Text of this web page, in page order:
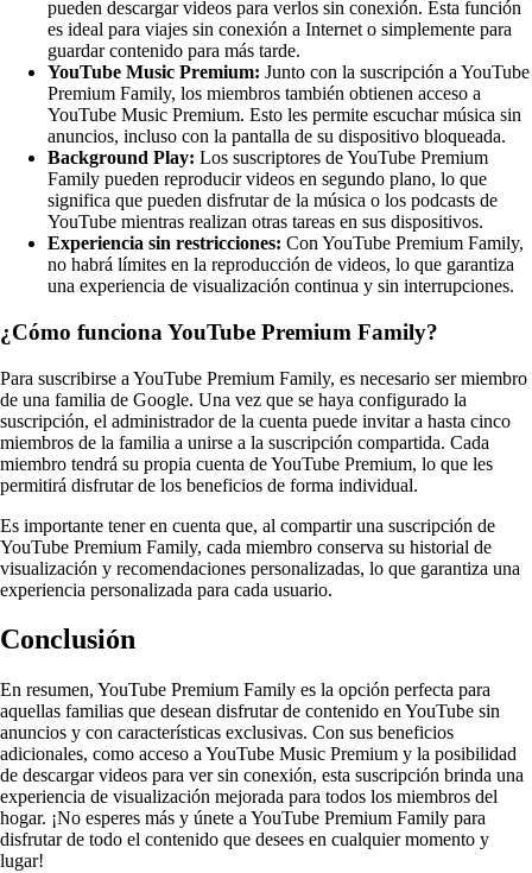
pueden descargar videos para verlos sin conexión. Esta función
es ideal para viajes sin conexión a Internet o simplemente para
guardar contenido para más tarde.
YouTube Music Premium: Junto con la suscripción a YouTube
Premium Family, los miembros también obtienen acceso a
YouTube Music Premium. Esto les permite escuchar música sin
anuncios, incluso con la pantalla de su dispositivo bloqueada.
Background Play: Los suscriptores de YouTube Premium
Family pueden reproducir videos en segundo plano, lo que
significa que pueden disfrutar de la música o los podcasts de
YouTube mientras realizan otras tareas en sus dispositivos.
Experiencia sin restricciones: Con YouTube Premium Family,
no habrá límites en la reproducción de videos, lo que garantiza
una experiencia de visualización continua y sin interrupciones.
¿Cómo funciona YouTube Premium Family?
Para suscribirse a YouTube Premium Family, es necesario ser miembro
de una familia de Google. Una vez que se haya configurado la
suscripción, el administrador de la cuenta puede invitar a hasta cinco
miembros de la familia a unirse a la suscripción compartida. Cada
miembro tendrá su propia cuenta de YouTube Premium, lo que les
permitirá disfrutar de los beneficios de forma individual.
Es importante tener en cuenta que, al compartir una suscripción de
YouTube Premium Family, cada miembro conserva su historial de
visualización y recomendaciones personalizadas, lo que garantiza una
experiencia personalizada para cada usuario.
Conclusión
En resumen, YouTube Premium Family es la opción perfecta para
aquellas familias que desean disfrutar de contenido en YouTube sin
anuncios y con características exclusivas. Con sus beneficios
adicionales, como acceso a YouTube Music Premium y la posibilidad
de descargar videos para ver sin conexión, esta suscripción brinda una
experiencia de visualización mejorada para todos los miembros del
hogar. ¡No esperes más y únete a YouTube Premium Family para
disfrutar de todo el contenido que desees en cualquier momento y
lugar!